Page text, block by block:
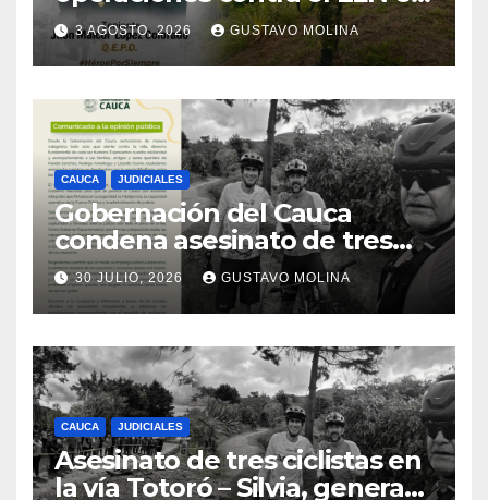
el sur del Cauca
3 AGOSTO, 2026 GUSTAVO MOLINA
CAUCA JUDICIALES
Gobernación del Cauca
condena asesinato de tres
ciudadanos y exige medidas
urgentes al Gobierno
Nacional
30 JULIO, 2026 GUSTAVO MOLINA
CAUCA JUDICIALES
Asesinato de tres ciclistas en
la vía Totoró – Silvia, genera